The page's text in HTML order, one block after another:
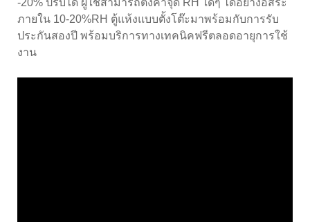
ภายใน 10-20%RH ตู้แห้งแบบตั้งโต๊ะมาพร้อมกับการรับ
ประกันสองปี พร้อมบริการทางเทคนิคฟรีตลอดอายุการใช้
งาน